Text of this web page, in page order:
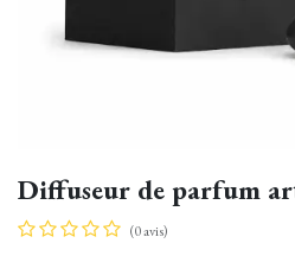
Diffuseur de parfum
(0 avis)